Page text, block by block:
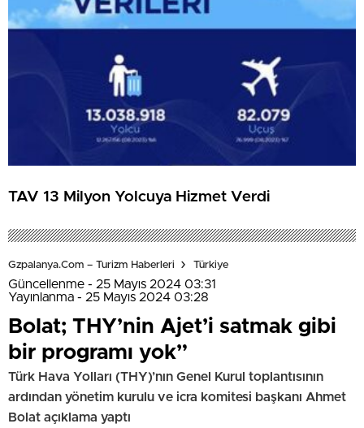
TAV 13 Milyon Yolcuya Hizmet Verdi
Gzpalanya.com – Turizm Haberleri Türkiye
Güncellenme - 25 Mayıs 2024 03:31
Yayınlanma - 25 Mayıs 2024 03:28
Bolat; THY’nin Ajet’i satmak gibi
bir programı yok”
Türk Hava Yolları (THY)’nın Genel Kurul toplantısının
ardından yönetim kurulu ve icra komitesi başkanı Ahmet
Bolat açıklama yaptı